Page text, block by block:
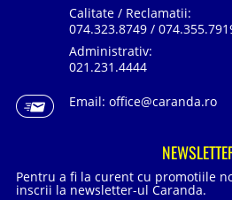
Calitate / Reclamatii:
074.323.8749 /
Administrativ:
021.231.4444
Email: office@caranda.ro
Pentru a fi la curent cu promotiile
inscrii la newsletter-ul Caranda.